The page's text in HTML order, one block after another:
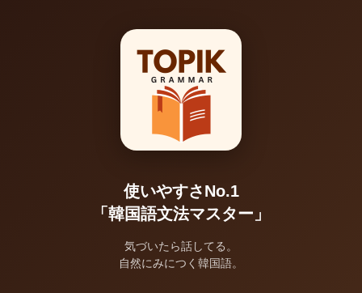
使いやすさNo.1
「韓国語文法マスター」
気づいたら話してる。
自然にみにつく韓国語。